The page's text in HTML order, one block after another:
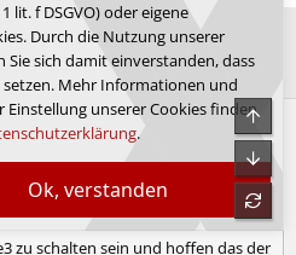
#834
es massive Probleme mit
zu schalten sein und hoffen das der
Ok, verstanden
lit. f DSGVO) oder eigene
Durch die Nutzung unserer
Sie sich damit einverstanden, dass
setzen. Mehr Informationen und
Einstellung unserer Cookies finden
.